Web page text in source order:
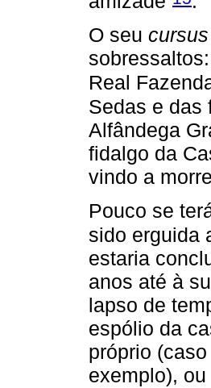
O seu
Real
Sedas e das
Alfândega
fidalgo da
vindo a
Pouco se
sido erguida
estaria
anos até à
lapso de
espólio da
próprio
exemplo),